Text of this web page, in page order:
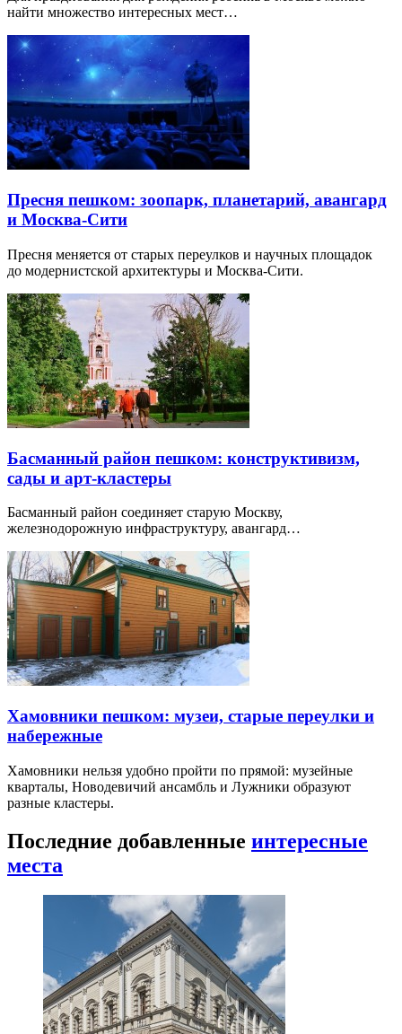
найти множество интересных мест…
Пресня пешком: зоопарк, планетарий, авангард
и Москва-Сити
Пресня меняется от старых переулков и научных площадок
до модернистской архитектуры и Москва-Сити.
Басманный район пешком: конструктивизм,
сады и арт-кластеры
Басманный район соединяет старую Москву,
железнодорожную инфраструктуру, авангард…
Хамовники пешком: музеи, старые переулки и
набережные
Хамовники нельзя удобно пройти по прямой: музейные
кварталы, Новодевичий ансамбль и Лужники образуют
разные кластеры.
Последние добавленные интересные
места